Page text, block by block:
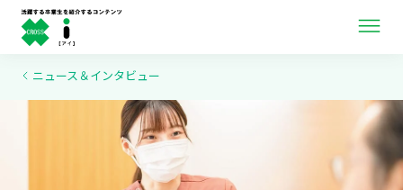
卒業生ライブラリー
卒業生向け情報
ニュース＆インタビュー